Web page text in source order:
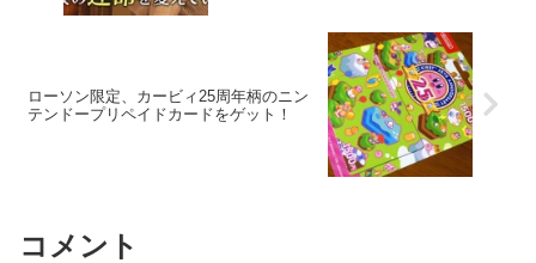
ローソン限定、カービィ25周年柄のニン
テンドープリペイドカードをゲット！
コメント